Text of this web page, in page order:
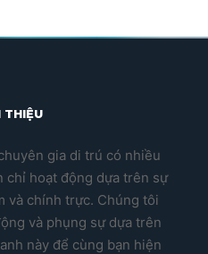
THIỆU
gia di trú có nhiều
chỉ hoạt động dựa trên sự
và chính trực. Chúng tôi
và phụng sự dựa trên
này để cùng bạn hiện